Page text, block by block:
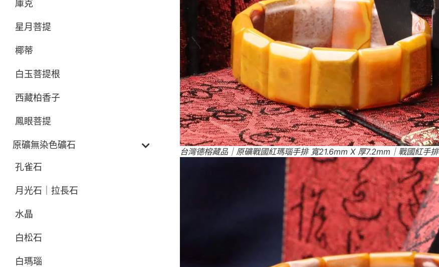
庫克
星月菩提
椰蒂
白玉菩提根
西藏柏香子
鳳眼菩提
原礦無染色礦石
孔雀石
月光石｜拉長石
水晶
白松石
白瑪瑙
台灣德榕藏品｜原礦戰國紅瑪瑙手排 寬21.6mm X 厚7.2mm｜戰國紅手排